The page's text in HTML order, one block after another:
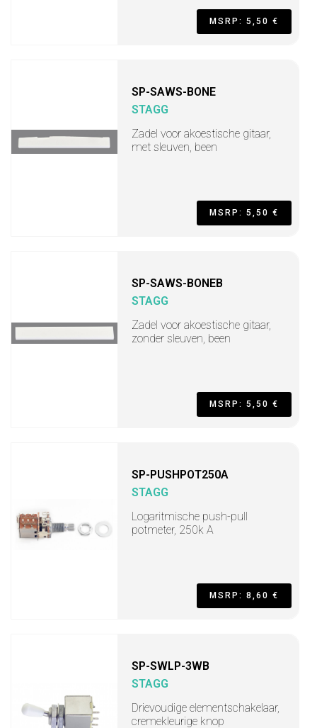
MSRP: 5,50 €
SP-SAWS-BONE
STAGG
Zadel voor akoestische gitaar,
met sleuven, been
MSRP: 5,50 €
SP-SAWS-BONEB
STAGG
Zadel voor akoestische gitaar,
zonder sleuven, been
MSRP: 5,50 €
SP-PUSHPOT250A
STAGG
Logaritmische push-pull
potmeter, 250k A
MSRP: 8,60 €
SP-SWLP-3WB
STAGG
Drievoudige elementschakelaar,
cremekleurige knop